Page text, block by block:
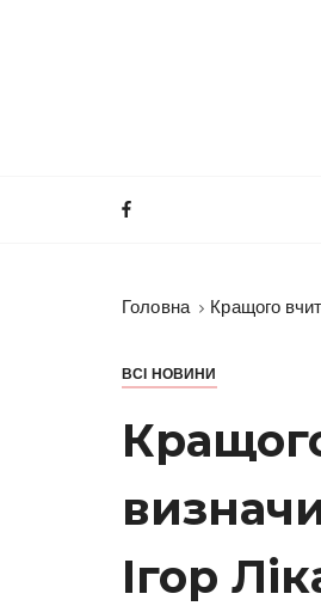
Головна Кращого
ВСІ НОВИНИ
Ігор